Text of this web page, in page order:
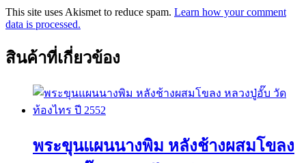
This site uses Akismet to reduce spam. Learn how your comment
data is processed.
สินค้าที่เกี่ยวข้อง
พระขุนแผนนางพิม หลังช้างผสมโขลง